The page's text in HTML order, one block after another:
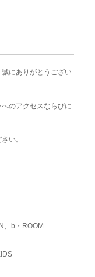
にありがとうござい
のアクセスならびに
い。
、b・ROOM